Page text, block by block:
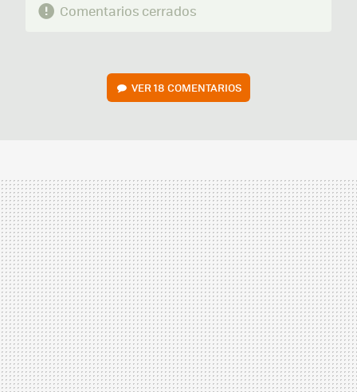
Comentarios cerrados
VER 18 COMENTARIOS